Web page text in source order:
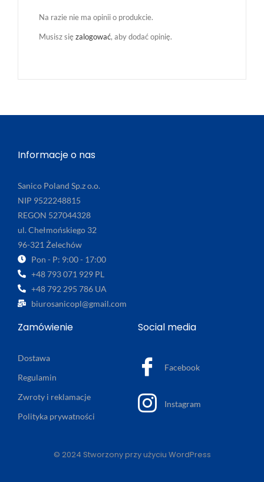
Na razie nie ma opinii o produkcie.
Musisz sięzalogować, aby dodać opinię.
Informacje o nas
Sanico Poland Sp.z o.o.
NIP 9522248815
REGON 527044328
ul. Chełmońskiego 32
96-321 Żelechów
Pon - P: 9:00 - 17:00
+48 793 071 929 PL
+48 792 295 786 UA
biurosanicopl@gmail.com
Zamówienie
Dostawa
Regulamin
Zwroty i reklamacje
Polityka prywatności
Social media
Facebook
Instagram
© 2024 Stworzony przy użyciu WordPress